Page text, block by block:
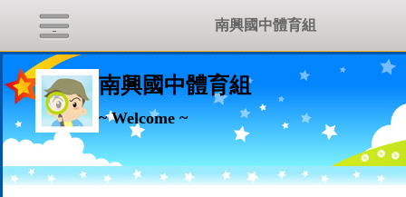
南興國中體育組
~ Welcome ~
南興國中體育組